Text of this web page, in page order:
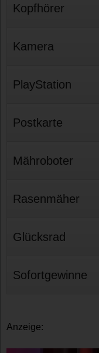
Kopfhörer
Kamera
PlayStation
Postkarte
Mähroboter
Rasenmäher
Glücksrad
Sofortgewinne
Anzeige: